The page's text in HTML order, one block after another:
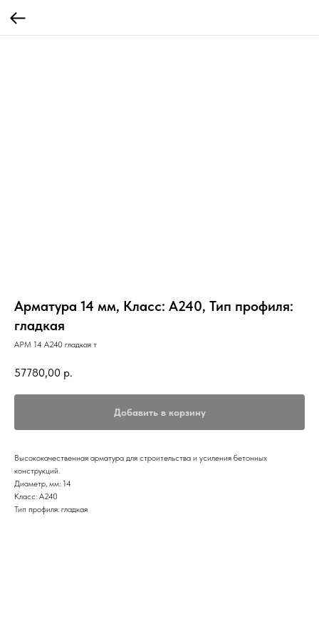
Арматура 14 мм, Класс: А240, Тип профиля:
гладкая
АРМ 14 А240 гладкая т
57780,00 р.
Добавить в корзину
Высококачественная арматура для строительства и усиления бетонных
конструкций.
Диаметр, мм: 14
Класс: А240
Тип профиля: гладкая